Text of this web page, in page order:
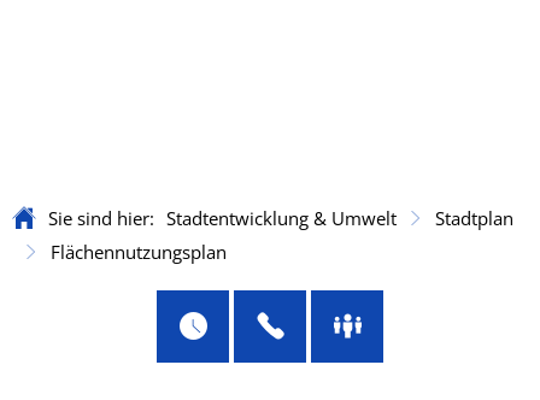
Sie sind hier: Stadtentwicklung & Umwelt
Stadtplan
Flächennutzungsplan